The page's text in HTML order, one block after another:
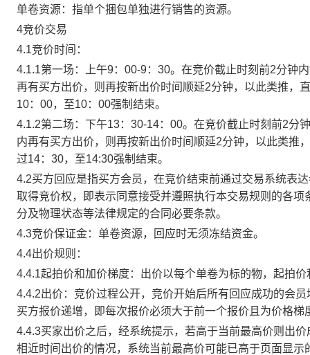
单卷资源：指单个捆包单独进行销售的资源。
4竞价交易
4.1竞价时间：
4.1.1第一场：上午9：00-9：30。在竞价截止时刻前2分钟
再有买方出价，则再按新出价时间顺延2分钟，以此类推，
10：00，至10：00强制结束。
4.1.2第二场：下午13：30-14：00。在竞价截止时刻前2分
内再有买方出价，则再按新出价时间顺延2分钟，以此类推
过14：30，至14:30强制结束。
4.2买方回应是指买方会员，在竞价结束前通过交易系统表
取得竞价权，即表示同意接受并遵照执行本交易规则的各
分及物理状态等法律规定的合同必要条款。
4.3竞价保证金：单卷资源，回应时无须冻结资金。
4.4出价规则：
4.4.1起拍价和加价梯度：出价以每个单卷为标的物，起拍
4.4.2出价：竞价过程公开，竞价开始后所有回应成功的会
买方报价递增，即每次报价必须大于前一个报价且为价格
4.4.3买家出价之后，经系统提示，若高于当前最高价则出
相近时间出价的情况，系统当前最高价可能已高于页面显示